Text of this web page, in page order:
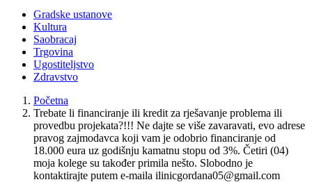
Gradske ustanove
Kultura
Saobracaj
Trgovina
Ugostiteljstvo
Zdravstvo
Početna
Trebate li financiranje ili kredit za rješavanje problema ili
provedbu projekata?!!! Ne dajte se više zavaravati, evo adrese
pravog zajmodavca koji vam je odobrio financiranje od
18.000 eura uz godišnju kamatnu stopu od 3%. Četiri (04)
moja kolege su također primila nešto. Slobodno je
kontaktirajte putem e-maila ilinicgordana05@gmail.com